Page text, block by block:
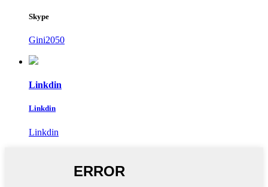
Skype
Gini2050
Linkdin
Linkdin
Linkdin